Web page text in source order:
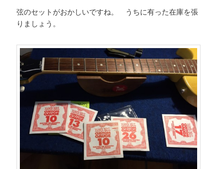
弦のセットがおかしいですね。 うちに有った在庫を張
りましょう。